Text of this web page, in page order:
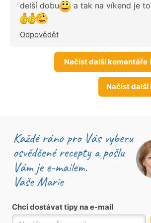
delší dobu
a tak na víkend je
Odpovědět
Načíst další komentáře
Načíst
Chci dostávat tipy na e-mail